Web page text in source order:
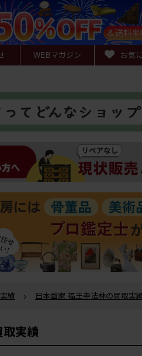
WEBマガジン お気
績 > 日本画家 福王寺法林の買取実
取実績